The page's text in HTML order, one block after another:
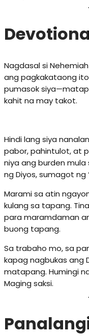
Nagdasal si
ang pagkakataong
pumasok
kahit na may takot.
Hindi lang siya
pabor, pahintulot, at
niya ang burden
ng Diyos, sumagot ng
Marami sa atin
kulang sa tapang.
para maramdaman
buong tapang.
Sa trabaho mo, sa
kapag nagbukas ang
matapang. Humingi
Maging saksi.